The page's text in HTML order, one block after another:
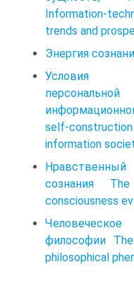
Information-
trends and
Энергия
Условия
self-
information
сознания
consciousness
философии
philosophical